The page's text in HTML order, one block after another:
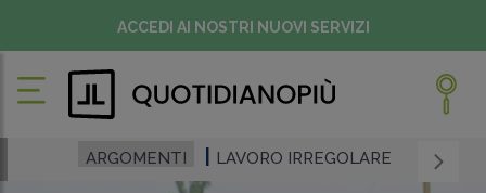
ACCEDI AI NOSTRI NUOVI SERVIZI
ARGOMENTI LAVORO IRREGOLARE